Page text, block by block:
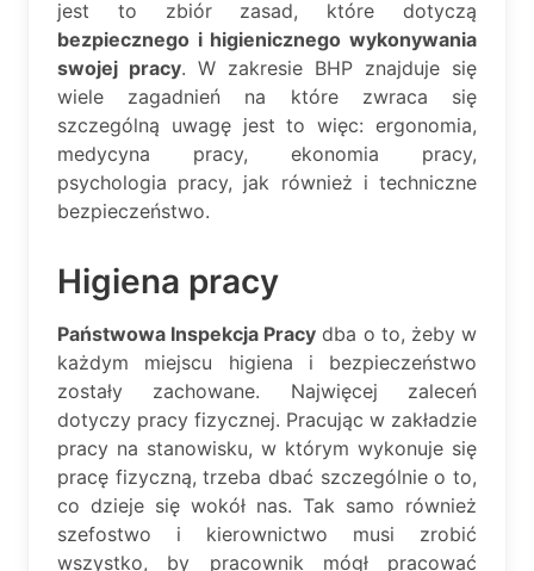
jest to zbiór zasad, które dotyczą
bezpiecznego i higienicznego wykonywania
swojej pracy. W zakresie BHP znajduje się
wiele zagadnień na które zwraca się
szczególną uwagę jest to więc: ergonomia,
medycyna pracy, ekonomia pracy,
psychologia pracy, jak również i techniczne
bezpieczeństwo.
Higiena pracy
Państwowa Inspekcja Pracy dba o to, żeby w
każdym miejscu higiena i bezpieczeństwo
zostały zachowane. Najwięcej zaleceń
dotyczy pracy fizycznej. Pracując w zakładzie
pracy na stanowisku, w którym wykonuje się
pracę fizyczną, trzeba dbać szczególnie o to,
co dzieje się wokół nas. Tak samo również
szefostwo i kierownictwo musi zrobić
wszystko, by pracownik mógł pracować